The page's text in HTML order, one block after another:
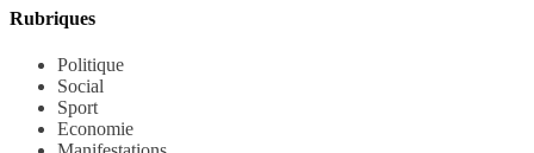
Rubriques
Politique
Social
Sport
Economie